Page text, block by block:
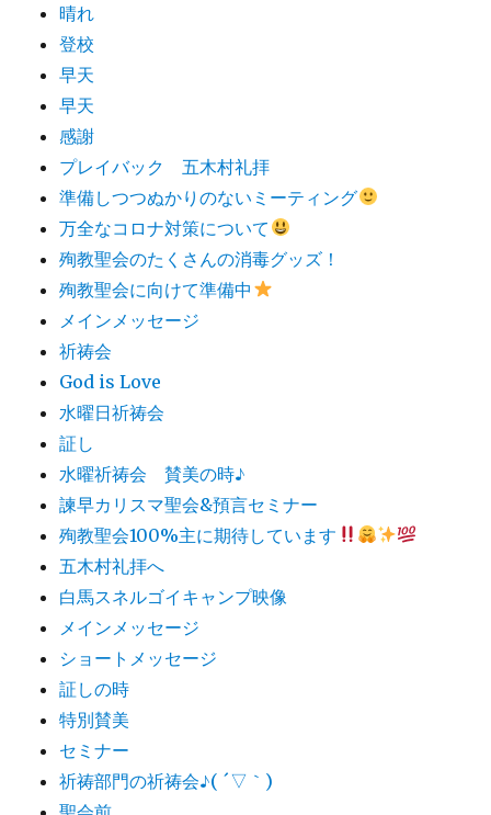
晴れ
登校
早天
早天
感謝
プレイバック 五木村礼拝
準備しつつぬかりのないミーティング
万全なコロナ対策について
殉教聖会のたくさんの消毒グッズ！
殉教聖会に向けて準備中
メインメッセージ
祈祷会
God is Love
水曜日祈祷会
証し
水曜祈祷会 賛美の時♪
諫早カリスマ聖会&預言セミナー
殉教聖会100%主に期待しています
五木村礼拝へ
白馬スネルゴイキャンプ映像
メインメッセージ
ショートメッセージ
証しの時
特別賛美
セミナー
祈祷部門の祈祷会♪( ´▽｀)